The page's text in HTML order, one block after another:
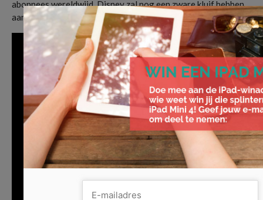
abonnees wereldwijd. Disney zal nog een zware kluif hebben
aan alle concurrenten op de markt!